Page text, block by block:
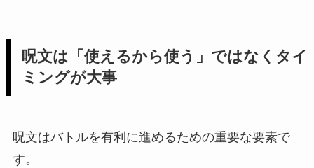
呪文は「使えるから使う」ではなくタイ
ミングが大事
呪文はバトルを有利に進めるための重要な要素で
す。